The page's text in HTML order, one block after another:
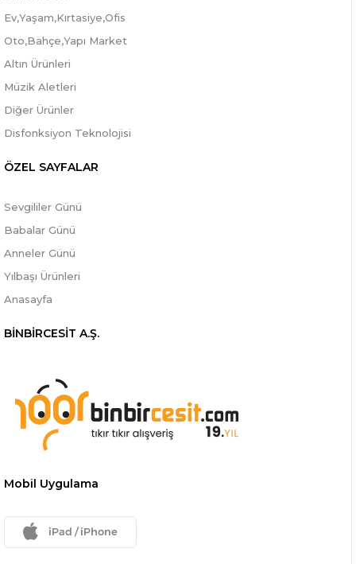
Ev,Yaşam,Kırtasiye,Ofis
Oto,Bahçe,Yapı Market
Altın Ürünleri
Müzik Aletleri
Diğer Ürünler
Disfonksiyon Teknolojisi
ÖZEL SAYFALAR
Sevgililer Günü
Babalar Günü
Anneler Günü
Yılbaşı Ürünleri
Anasayfa
BİNBİRCESİT A.Ş.
Mobil Uygulama